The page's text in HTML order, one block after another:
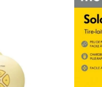
Happy 1 Year List